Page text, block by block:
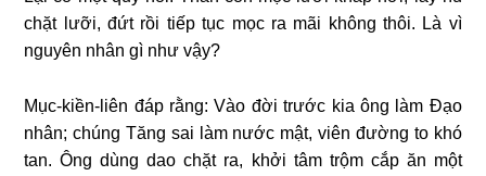
chặt lưỡi, đứt rồi tiếp tục mọc ra mãi không thôi. Là vì
nguyên nhân gì như vậy?
Mục-kiền-liên đáp rằng: Vào đời trước kia ông làm Đạo
nhân; chúng Tăng sai làm nước mật, viên đường to khó
tan. Ông dùng dao chặt ra, khởi tâm trộm cắp ăn một